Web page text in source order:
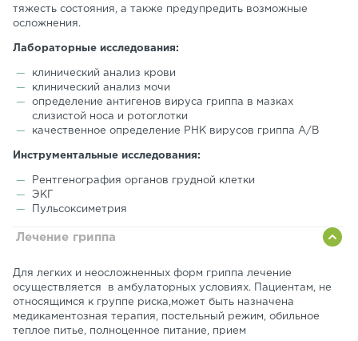
тяжесть состояния, а также предупредить возможные
осложнения.
Лабораторные исследования:
клинический анализ крови
клинический анализ мочи
определение антигенов вируса гриппа в мазках
слизистой носа и ротоглотки
качественное определение РНК вирусов гриппа А/B
Инструментальные исследования:
Рентгенография органов грудной клетки
ЭКГ
Пульсоксиметрия
Лечение гриппа
Для легких и неосложненных форм гриппа лечение
осуществляется в амбулаторных условиях. Пациентам, не
относящимся к группе риска,может быть назначена
медикаментозная терапия, постельный режим, обильное
теплое питье, полноценное питание, прием